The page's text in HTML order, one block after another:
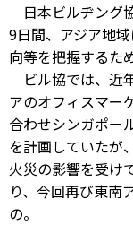
日本ビルヂング
9日間、アジア地
向等を把握するた
ビル協では、近
アのオフィスマー
合わせシンガポー
を計画していたが
火災の影響を受け
り、今回再び東南
の。